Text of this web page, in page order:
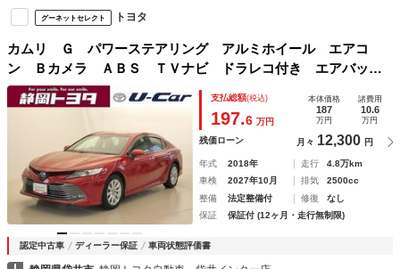
グーネットセレクト トヨタ
カムリ Ｇ パワーステアリング アルミホイール エアコ
ン Ｂカメラ ＡＢＳ ＴＶナビ ドラレコ付き エアバッ
グ 運転席Ｐシート ＥＳＣ パワーウィンドウ キーフリ
ー ＥＴＣ車載器 点検記録簿 サイドエアバッグ
支払総額(税込)
197.6 万円
本体価格
187
万円
諸費用
10.6
万円
残価ローン 月々 12,300 円
年式 2018年 走行
4.8万km
車検
2027年10月 排気
2500cc
整備
法定整備付 修復
なし
保証
保証付 (12ヶ月・走行無制限)
認定中古車 ディーラー保証 車両状態評価書